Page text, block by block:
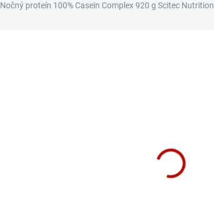
Nočný proteín 100% Casein Complex 920 g Scitec Nutrition